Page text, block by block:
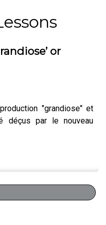
or
"grandiose" et
déçus par le nouveau
and “beautiful”